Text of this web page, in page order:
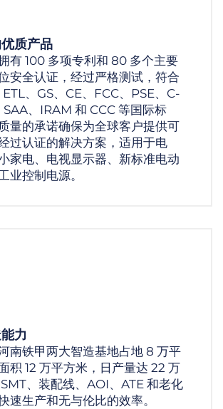
质产品
有 100 多项专利和 80 多个主要
安全认证，经过严格测试，符合
、GS、CE、FCC、PSE、C-
、IRAM 和 CCC 等国际标
量的承诺确保为全球客户提供可
过认证的解决方案，适用于电
家电、电视显示器、新标准电动
业控制电源。
力
南铁甲两大智造基地占地 8 万平
积 12 万平方米，日产量达 22 万
、装配线、AOI、ATE 和老化
速生产和无与伦比的效率。